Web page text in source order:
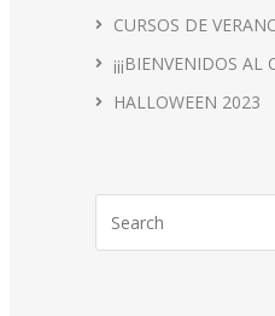
CURSOS DE
¡¡¡BIENVENIDOS
HALLOWEEN 2023